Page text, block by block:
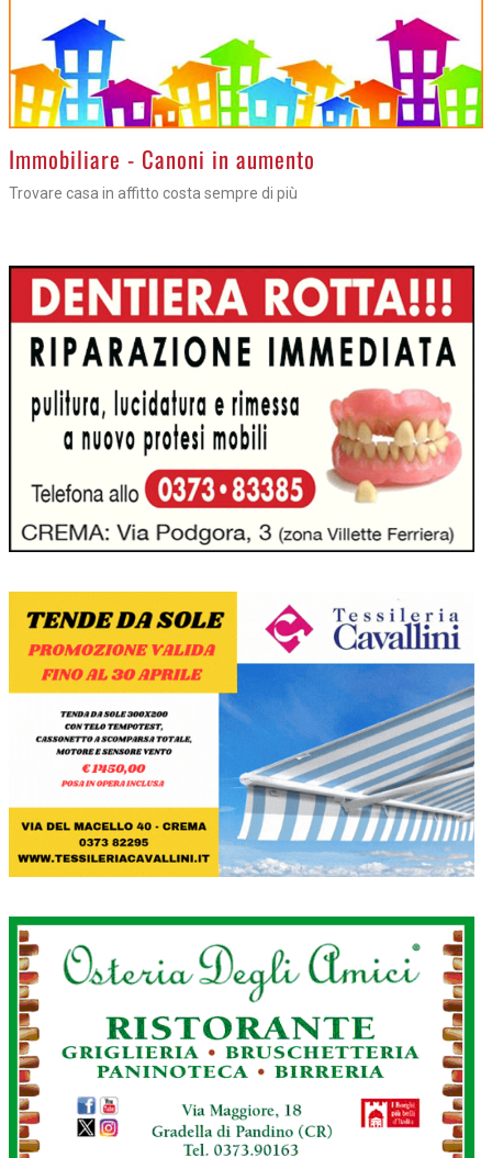
>Immobiliare - Canoni in aumento
Trovare casa in affitto costa sempre di più